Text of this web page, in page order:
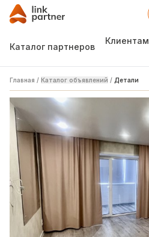
Каталог партнеров
Клиентам
Главная / Каталог объявлений / Детали